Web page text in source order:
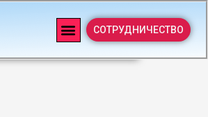
СОТРУДНИЧЕСТВО